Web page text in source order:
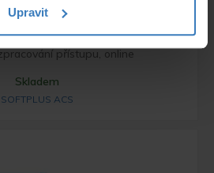
Upravitpro přístupový
přístupu, online
Skladem
SOFTPLUS ACS